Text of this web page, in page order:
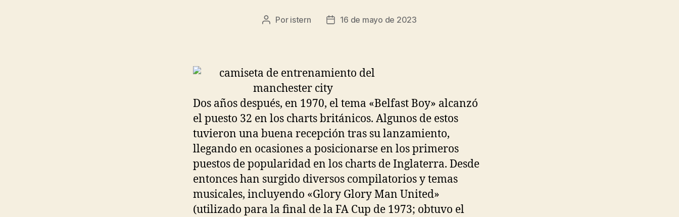
Autor
Por istern
Fecha16 de mayo de 2023
Dos años después, en 1970, el tema «Belfast Boy» alcanzó
el puesto 32 en los charts británicos. Algunos de estos
tuvieron una buena recepción tras su lanzamiento,
llegando en ocasiones a posicionarse en los primeros
puestos de popularidad en los charts de Inglaterra. Desde
entonces han surgido diversos compilatorios y temas
musicales, incluyendo «Glory Glory Man United»
(utilizado para la final de la FA Cup de 1973; obtuvo el